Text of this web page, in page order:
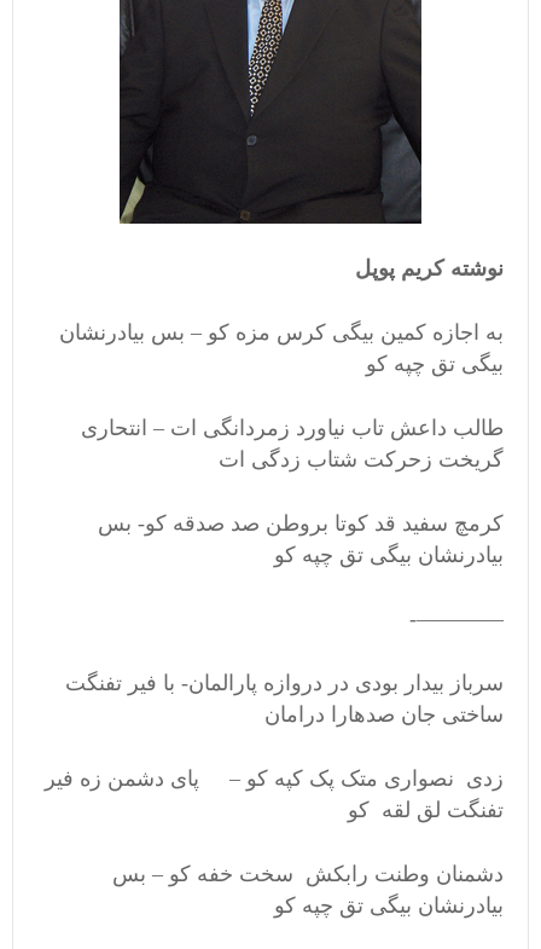
نوشته کریم پوپل
به اجازه کمین بیگی کرس مزه کو – بس بیادرنشان
بیگی تق چپه کو
طالب داعش تاب نیاورد زمردانگی ات – انتحاری
گریخت زحرکت شتاب زدگی ات
کرمچ سفید قد کوتا بروطن صد صدقه کو- بس
بیادرنشان بیگی تق چپه کو
————-
سرباز بیدار بودی در دروازه پارالمان- با فیر تفنگت
ساختی جان صدهارا درامان
زدی نصواری متک پک کپه کو – پای دشمن زه فیر
تفنگت لق لقه کو
دشمنان وطنت رابکش سخت خفه کو – بس
بیادرنشان بیگی تق چپه کو